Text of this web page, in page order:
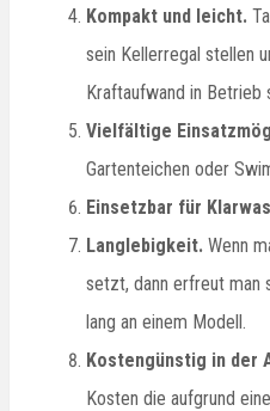
Kompakt und leicht.
sein Kellerregal stellen
Kraftaufwand in Betrieb
Vielfältige
Gartenteichen oder
Einsetzbar für
Langlebigkeit. Wenn
setzt, dann erfreut man
lang an einem Modell.
Kostengünstig in der
Kosten die aufgrund